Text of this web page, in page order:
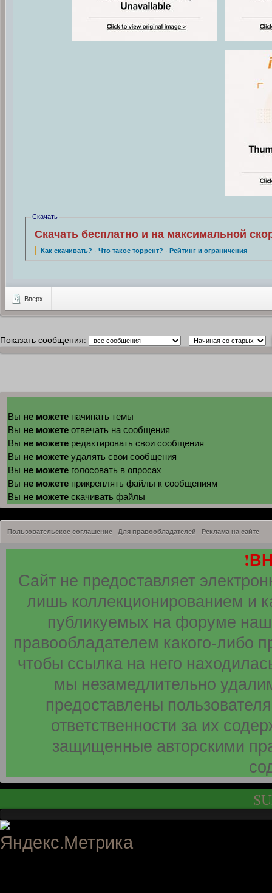
Скачать
Скачать бесплатно и на максимальной
Как скачивать? ·Что такое торрент? ·Рейтинг и ограничения
Вверх
Показать сообщения:
Вы не можете начинать темы
Вы не можете отвечать на сообщения
Вы не можете редактировать свои сообщения
Вы не можете удалять свои сообщения
Вы не можете голосовать в опросах
Вы не можете прикреплять файлы к сообщениям
Вы не можете скачивать файлы
Пользовательское соглашение Для правообладателей Реклама на сайте
Сайт не предоставляет
лишь коллекционированием и
публикуемых на форуме
правообладателем какого-либо
чтобы ссылка на него
мы незамедлительно
предоставлены
ответственности за их
защищенные авторскими